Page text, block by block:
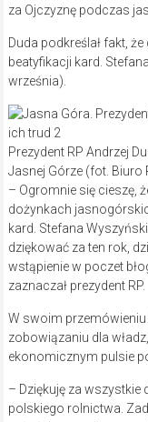
za Ojczyznę podczas
Duda podkreślał fakt,
beatyfikacji kard.
września).
Prezydent RP Andrzej
Jasnej Górze (fot. Biuro
– Ogromnie się cieszę,
dożynkach
kard. Stefana
dziękować za ten rok,
wstąpienie w poczet
zaznaczał prezydent RP.
W swoim przemówieniu
zobowiązaniu dla
ekonomicznym pulsie
– Dziękuję za wszystkie
polskiego rolnictwa.